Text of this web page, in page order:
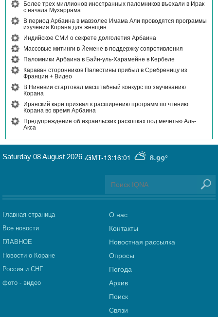
Более трех миллионов иностранных паломников въехали в Ирак
с начала Мухаррама
В период Арбаина в мавзолее Имама Али проводятся программы
изучения Корана для женщин
Индийское СМИ о секрете долголетия Арбаина
Массовые митинги в Йемене в поддержку сопротивления
Паломники Арбаина в Байн-уль-Харамейне в Кербеле
Караван сторонников Палестины прибыл в Сребреницу из
Франции + Видео
В Ниневии стартовал масштабный конкурс по заучиванию
Корана
Иранский кари призвал к расширению программ по чтению
Корана во время Арбаина
Предупреждение об израильских раскопках под мечетью Аль-
Акса
GMT-13:16:01 8.99°
Saturday 08 August 2026 ,
Главная страница
Все новости
ГЛАВНОЕ
Новости о Коране
Россия и СНГ
фото - видео
О нас
Контакты
Новостная рассылка
Опросы
Погода
Архив
Поиск
Связи